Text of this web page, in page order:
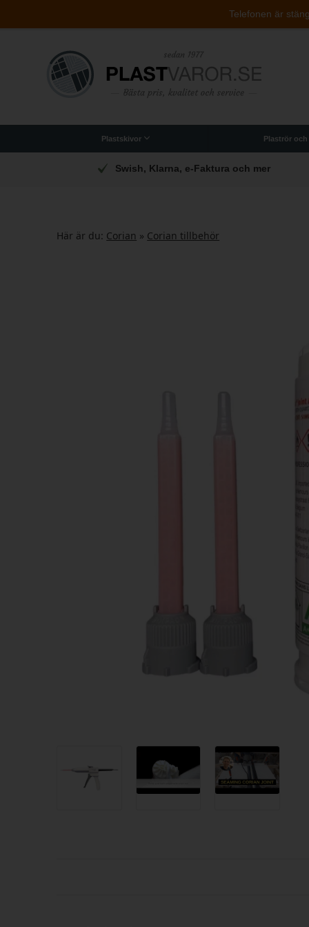
Telefonen är
Plastskivor Plaströr
Swish, Klarna, e-Faktura och mer
Här är du: Corian » Corian tillbehör